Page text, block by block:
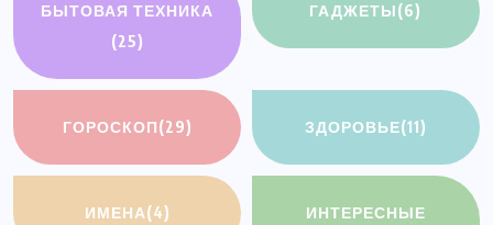
БЫТОВАЯ ТЕХНИКА
(25)
ГАДЖЕТЫ(6)
ГОРОСКОП(29) ЗДОРОВЬЕ(11)
ИМЕНА(4)
ИНТЕРЕСНЫЕ